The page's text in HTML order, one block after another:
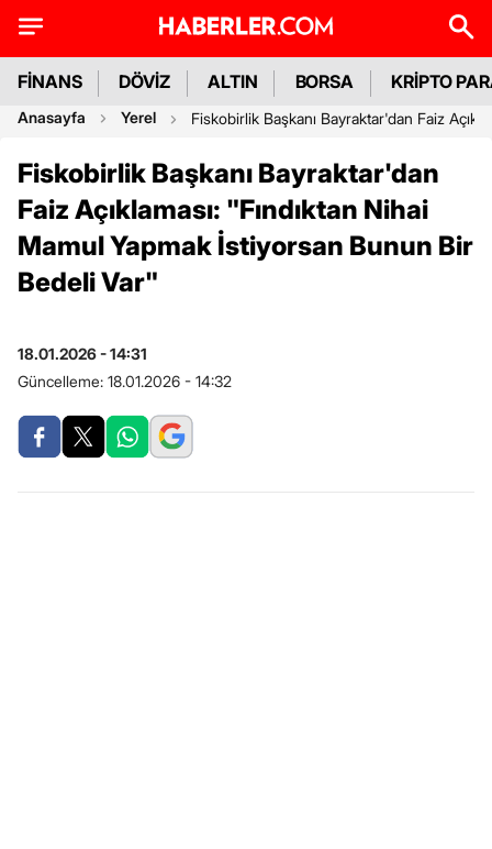
FİNANS DÖVİZ ALTIN BORSA KRİPTO
Anasayfa Yerel Fiskobirlik Başkanı Bayraktar'dan Faiz
Fiskobirlik Başkanı Bayraktar'dan
Faiz Açıklaması: "Fındıktan Nihai
Mamul Yapmak İstiyorsan Bunun Bir
Bedeli Var"
18.01.2026 - 14:31
Güncelleme: 18.01.2026 - 14:32